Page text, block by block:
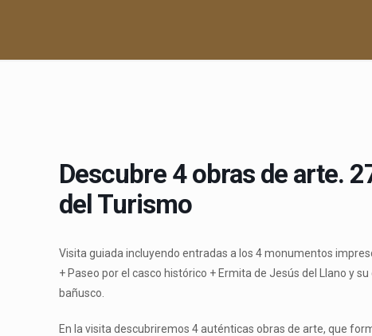
Descubre 4 obras de arte.
del Turismo
Visita guiada incluyendo entradas a los 4 monumentos
+ Paseo por el casco histórico + Ermita de Jesús del Llano y
bañusco.
En la visita descubriremos 4 auténticas obras de arte, que